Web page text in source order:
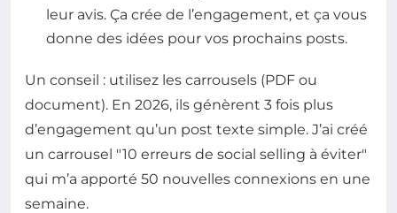
leur avis. Ça crée de l’engagement, et ça vous
donne des idées pour vos prochains posts.
Un conseil : utilisez les carrousels (PDF ou
document). En 2026, ils génèrent 3 fois plus
d’engagement qu’un post texte simple. J’ai créé
un carrousel "10 erreurs de social selling à éviter"
qui m’a apporté 50 nouvelles connexions en une
semaine.